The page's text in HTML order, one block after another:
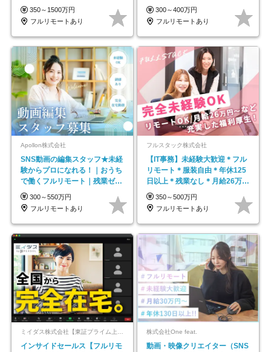
350～1500万円
フルリモートあり
平均年齢33歳
300～400万円
フルリモートあり
Apollon株式会社
SNS動画の編集スタッフ★未経
験からプロになれる！｜おうち
で働くフルリモート｜残業ゼロ
で18時退勤◎
300～550万円
フルリモートあり
フルスタック株式会社
【IT事務】未経験大歓迎＊フル
リモート＊服装自由＊年休125
日以上＊残業なし＊月給26万円
以上
350～500万円
フルリモートあり
ミイダス株式会社【東証プライム上場パーソルグループ】
インサイドセールス【フルリモ
株式会社One feat.
動画・映像クリエイター（SNS